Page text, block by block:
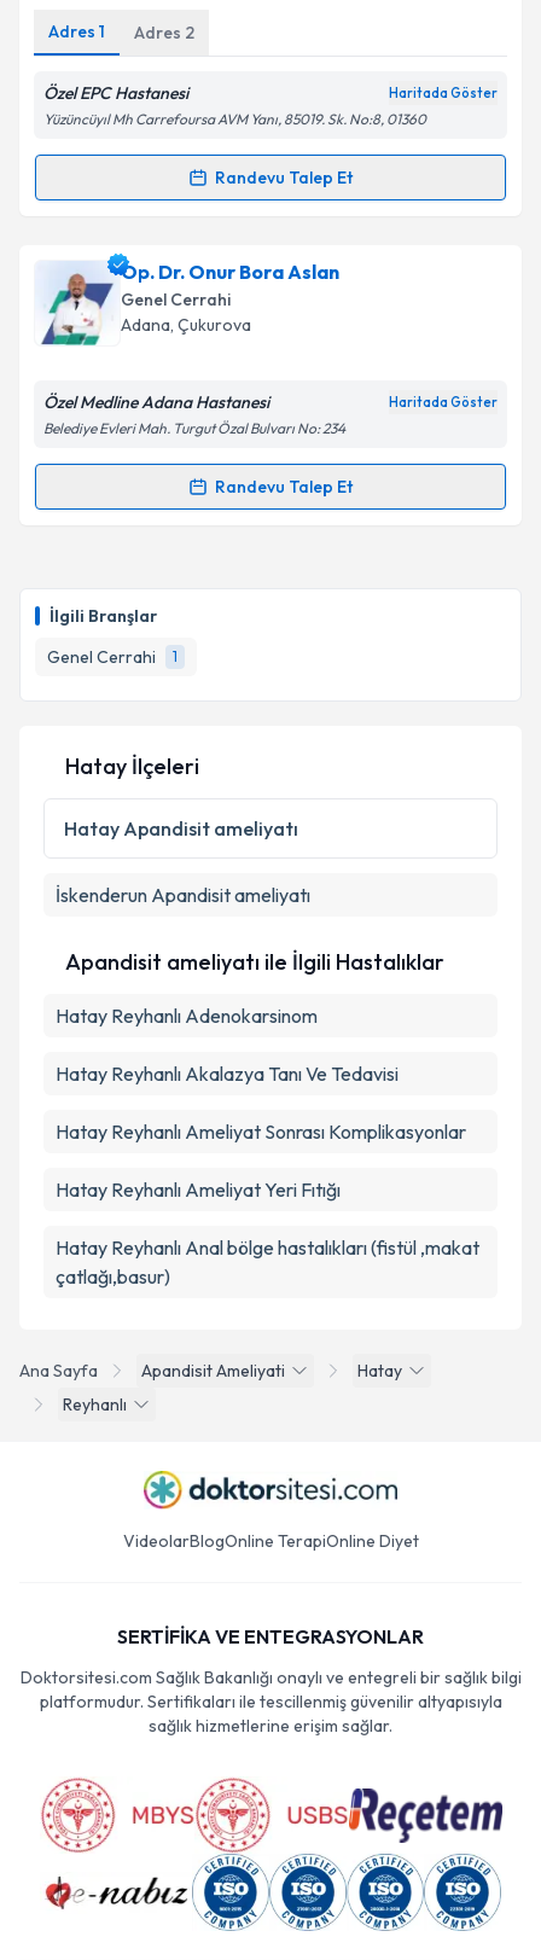
İlgili Branşlar
Genel Cerrahi
1
Kişisel verilerimin işlenmesine ilişkin
Metni'ni okudum ve kişisel verilerimin belirtilen
kapsamda işlenmesini kabul ediyorum.
Takvim Talebini Gönder
Adres 1 Adres 2
Özel EPC Hastanesi Haritada Göster
Yüzüncüyıl Mh Carrefoursa AVM Yanı, 85019. Sk. No:8, 01360
Randevu Talep Et
Randevu Takvimi Talebi
Op. Dr. Necmi Yücekuleiçin randevu takvimi talebi
oluşturun. Size bu uzmandan randevu almanız için bir
takvim hazırlandığında e-posta ile bilgilendireceğiz.
Kişisel verilerimin işlenmesine ilişkin
Metni'ni okudum ve kişisel verilerimin belirtilen
Op. Dr. Onur Bora Aslan
Genel Cerrahi
Adana, Çukurova
Özel Medline Adana Hastanesi Haritada Göster
Belediye Evleri Mah. Turgut Özal Bulvarı No: 234
Randevu Talep Et
Randevu Takvimi Talebi
takvim hazırlandığında e-posta ile bilgilendireceğiz.
E-posta Adresiniz
Kişisel verilerimin işlenmesine ilişkinAydınlatma
Metni
'ni okudum ve kişisel verilerimin belirtilen
kapsamda işlenmesini kabul ediyorum.
Ana Sayfa Apandisit Ameliyati
Hatay
Reyhanlı
Hatay İlçeleri
Hatay Apandisit ameliyatı
İskenderun Apandisit ameliyatı
Apandisit ameliyatı ile İlgili Hastalıklar
Hatay Reyhanlı Adenokarsinom
Hatay Reyhanlı Akalazya Tanı Ve Tedavisi
Hatay Reyhanlı Ameliyat Sonrası Komplikasyonlar
Hatay Reyhanlı Ameliyat Yeri Fıtığı
Hatay Reyhanlı Anal bölge hastalıkları (fistül ,makat
çatlağı,basur)
VideolarBlogOnline TerapiOnline Diyet
SERTİFİKA VE ENTEGRASYONLAR
Doktorsitesi.com Sağlık Bakanlığı onaylı ve entegreli bir sağlık bilgi
platformudur. Sertifikaları ile tescillenmiş güvenilir altyapısıyla
sağlık hizmetlerine erişim sağlar.